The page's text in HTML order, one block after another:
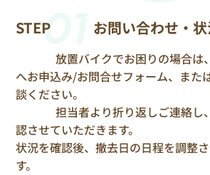
STEP01
お問い合わせ・状
放置バイクでお困りの場合は、
へお申込み/お問合せフォーム、また
談ください。
担当者より折り返しご連絡し、
認させていただきます。
状況を確認後、撤去日の日程を調整
す。